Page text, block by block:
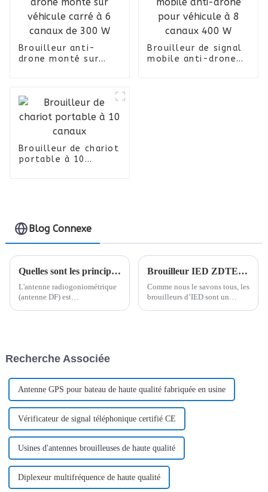
Brouilleur anti-
drone monté sur
Brouilleur de signal
mobile anti-drone
Brouilleur de chariot
portable à 10
Blog Connexe
Quelles sont les principales caractéristiques des antennes DF ?
L'antenne radiogoniométrique
(antenne DF) est
dans l'espace selon un certain
Brouilleur IED ZDTECH, l'un des choix idéaux pour faire face aux menaces de drones
Comme nous le savons tous, les
brouilleurs d’IED sont un
Recherche Associée
Antenne GPS pour bateau de haute qualité fabriquée en usine
Vérificateur de signal téléphonique certifié CE
Usines d'antennes brouilleuses de haute qualité
Diplexeur multifréquence de haute qualité